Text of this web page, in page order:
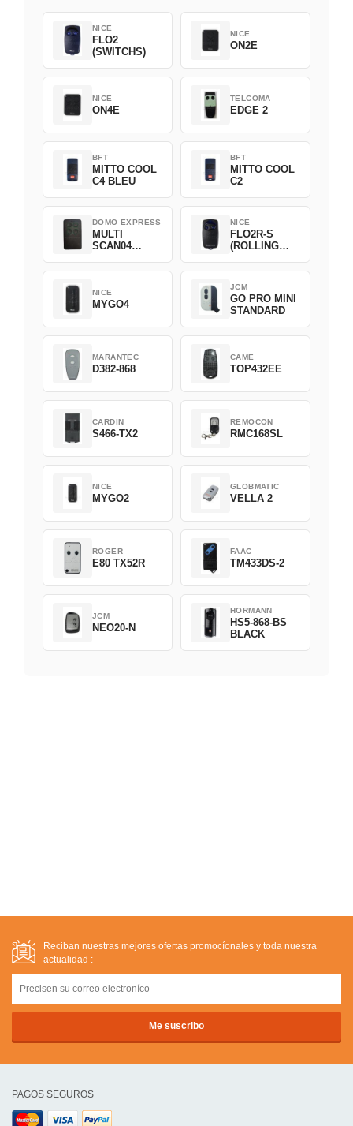
NICE
FLO2
(SWITCHS)
NICE
ON2E
NICE
ON4E
TELCOMA
EDGE 2
BFT
MITTO COOL
C4 BLEU
BFT
MITTO COOL
C2
DOMO EXPRESS
MULTI
SCAN04
NICE
FLO2R-S
(ROLLING
NICE
MYGO4
JCM
GO PRO MINI
STANDARD
MARANTEC
D382-868
CAME
TOP432EE
CARDIN
S466-TX2
REMOCON
RMC168SL
NICE
MYGO2
GLOBMATIC
VELLA 2
ROGER
E80 TX52R
FAAC
TM433DS-2
JCM
NEO20-N
HORMANN
HS5-868-BS
BLACK
Reciban nuestras mejores ofertas promocíonales y toda nuestra
actualidad :
PAGOS SEGUROS